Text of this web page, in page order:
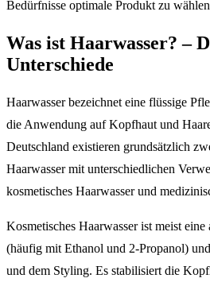
Bedürfnisse optimale Produkt zu
Was ist Haarwasser? –
Unterschiede
Haarwasser bezeichnet eine flüssige
die Anwendung auf Kopfhaut und
Deutschland existieren grundsätzlich
Haarwasser mit unterschiedlichen
kosmetisches Haarwasser und
Kosmetisches Haarwasser ist meist
(häufig mit Ethanol und 2-Propanol)
und dem Styling. Es stabilisiert die